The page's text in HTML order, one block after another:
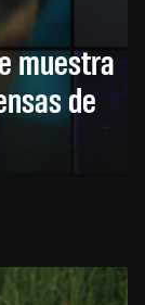
muestra
de